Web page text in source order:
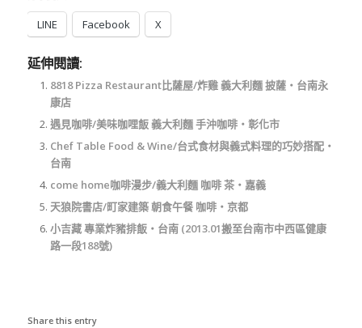
LINE Facebook X
延伸閱讀:
8818 Pizza Restaurant比薩屋/炸雞 義大利麵 披薩‧台南永
康店
遇見咖啡/美味咖哩飯 義大利麵 手沖咖啡‧彰化市
Chef Table Food & Wine/台式食材與義式料理的巧妙搭配‧
台南
come home咖啡漫步/義大利麵 咖啡 茶‧嘉義
天狼院書店/町家建築 朝食午餐 咖啡‧京都
小吉藏 專業炸豬排飯‧台南 (2013.01搬至台南市中西區健康
路一段188號)
Share this entry